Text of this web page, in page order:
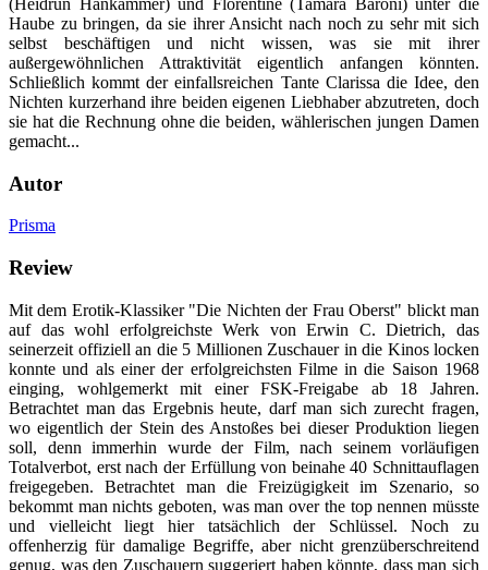
(Heidrun Hankammer) und Florentine (Tamara Baroni) unter die
Haube zu bringen, da sie ihrer Ansicht nach noch zu sehr mit sich
selbst beschäftigen und nicht wissen, was sie mit ihrer
außergewöhnlichen Attraktivität eigentlich anfangen könnten.
Schließlich kommt der einfallsreichen Tante Clarissa die Idee, den
Nichten kurzerhand ihre beiden eigenen Liebhaber abzutreten, doch
sie hat die Rechnung ohne die beiden, wählerischen jungen Damen
gemacht...
Autor
Prisma
Review
Mit dem Erotik-Klassiker "Die Nichten der Frau Oberst" blickt man
auf das wohl erfolgreichste Werk von Erwin C. Dietrich, das
seinerzeit offiziell an die 5 Millionen Zuschauer in die Kinos locken
konnte und als einer der erfolgreichsten Filme in die Saison 1968
einging, wohlgemerkt mit einer FSK-Freigabe ab 18 Jahren.
Betrachtet man das Ergebnis heute, darf man sich zurecht fragen,
wo eigentlich der Stein des Anstoßes bei dieser Produktion liegen
soll, denn immerhin wurde der Film, nach seinem vorläufigen
Totalverbot, erst nach der Erfüllung von beinahe 40 Schnittauflagen
freigegeben. Betrachtet man die Freizügigkeit im Szenario, so
bekommt man nichts geboten, was man over the top nennen müsste
und vielleicht liegt hier tatsächlich der Schlüssel. Noch zu
offenherzig für damalige Begriffe, aber nicht grenzüberschreitend
genug, was den Zuschauern suggeriert haben könnte, dass man sich